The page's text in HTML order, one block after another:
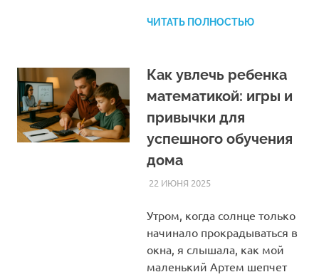
ЧИТАТЬ ПОЛНОСТЬЮ
Как увлечь ребенка
математикой: игры и
привычки для
успешного обучения
дома
22 ИЮНЯ 2025HOMELESSONS
СТАТЬИ
Утром, когда солнце только
начинало прокрадываться в
окна, я слышала, как мой
маленький Артем шепчет